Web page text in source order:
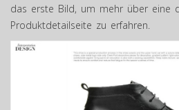
das erste Bild, um mehr über eine
Produktdetailseite zu erfahren.